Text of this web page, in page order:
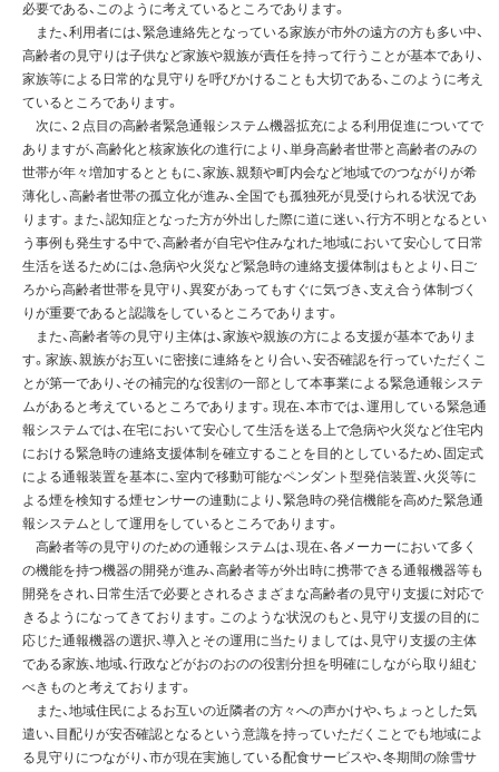
必要である、このように考えているところであります。
また、利用者には、緊急連絡先となっている家族が市外の遠方の方も多い中、
高齢者の見守りは子供など家族や親族が責任を持って行うことが基本であり、
家族等による日常的な見守りを呼びかけることも大切である、このように考え
ているところであります。
次に、２点目の高齢者緊急通報システム機器拡充による利用促進についてで
ありますが、高齢化と核家族化の進行により、単身高齢者世帯と高齢者のみの
世帯が年々増加するとともに、家族、親類や町内会など地域でのつながりが希
薄化し、高齢者世帯の孤立化が進み、全国でも孤独死が見受けられる状況であ
ります。また、認知症となった方が外出した際に道に迷い、行方不明となるとい
う事例も発生する中で、高齢者が自宅や住みなれた地域において安心して日常
生活を送るためには、急病や火災など緊急時の連絡支援体制はもとより、日ご
ろから高齢者世帯を見守り、異変があってもすぐに気づき、支え合う体制づく
りが重要であると認識をしているところであります。
また、高齢者等の見守り主体は、家族や親族の方による支援が基本でありま
す。家族、親族がお互いに密接に連絡をとり合い、安否確認を行っていただくこ
とが第一であり、その補完的な役割の一部として本事業による緊急通報システ
ムがあると考えているところであります。現在、本市では、運用している緊急通
報システムでは、在宅において安心して生活を送る上で急病や火災など住宅内
における緊急時の連絡支援体制を確立することを目的としているため、固定式
による通報装置を基本に、室内で移動可能なペンダント型発信装置、火災等に
よる煙を検知する煙センサーの連動により、緊急時の発信機能を高めた緊急通
報システムとして運用をしているところであります。
高齢者等の見守りのための通報システムは、現在、各メーカーにおいて多く
の機能を持つ機器の開発が進み、高齢者等が外出時に携帯できる通報機器等も
開発をされ、日常生活で必要とされるさまざまな高齢者の見守り支援に対応で
きるようになってきております。このような状況のもと、見守り支援の目的に
応じた通報機器の選択、導入とその運用に当たりましては、見守り支援の主体
である家族、地域、行政などがおのおのの役割分担を明確にしながら取り組む
べきものと考えております。
また、地域住民によるお互いの近隣者の方々への声かけや、ちょっとした気
遣い、目配りが安否確認となるという意識を持っていただくことでも地域によ
る見守りにつながり、市が現在実施している配食サービスや、冬期間の除雪サ